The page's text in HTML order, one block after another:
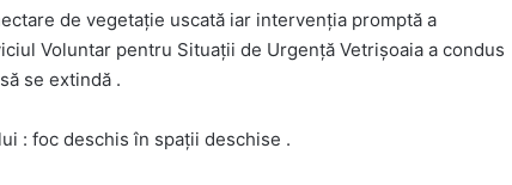
de vegetație uscată iar intervenția promptă a
Voluntar pentru Situații de Urgență Vetrișoaia a condus
se extindă .
: foc deschis în spații deschise .